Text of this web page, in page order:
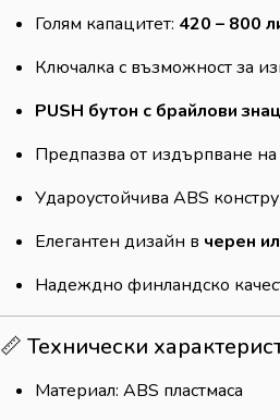
Голям капацитет: 420 – 800
Ключалка с възможност за
PUSH бутон с брайлови
Предпазва от издърпване
Удароустойчива ABS
Елегантен дизайн в черен
Надеждно финландско
📏 Технически
Материал: ABS пластмаса